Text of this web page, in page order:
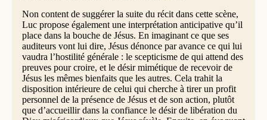
Non content de suggérer la suite du récit dans cette scène,
Luc propose également une interprétation anticipative qu’il
place dans la bouche de Jésus. En imaginant ce que ses
auditeurs vont lui dire, Jésus dénonce par avance ce qui lui
vaudra l’hostilité générale : le scepticisme de qui attend des
preuves pour croire, et le désir mimétique de recevoir de
Jésus les mêmes bienfaits que les autres. Cela trahit la
disposition intérieure de celui qui cherche à tirer un profit
personnel de la présence de Jésus et de son action, plutôt
que d’accueillir dans la confiance le désir de libération du